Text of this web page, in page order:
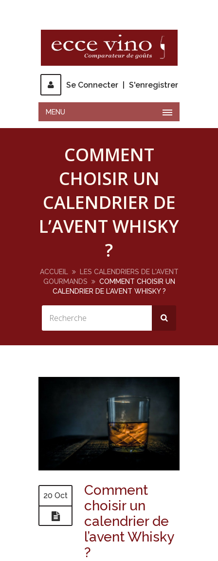
Se Connecter S'enregistrer
MENU
COMMENT
CHOISIR UN
CALENDRIER DE
L’AVENT WHISKY
?
ACCUEIL
LES CALENDRIERS DE L'AVENT
GOURMANDS
COMMENT CHOISIR UN
CALENDRIER DE L’AVENT WHISKY ?
20 Oct
Comment
choisir un
calendrier de
l’avent Whisky
?